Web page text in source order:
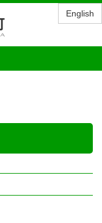
English